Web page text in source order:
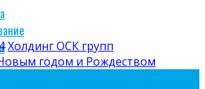
Холдинг ОСК групп